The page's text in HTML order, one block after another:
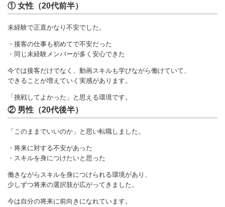
① 女性（20代前半）
未経験で正直かなり不安でした。
・接客の仕事も初めてで不安だった
・同じ未経験メンバーが多く安心できた
今では接客だけでなく、動画スキルも学びながら働けていて、
できることが増えていく実感があります。
「挑戦してよかった」と思える環境です。
② 男性（20代後半）
「このままでいいのか」と思い転職しました。
・将来に対する不安があった
・スキルを身につけたいと思った
働きながらスキルを身につけられる環境があり、
少しずつ将来の選択肢が広がってきました。
今は自分の将来に前向きになれています。